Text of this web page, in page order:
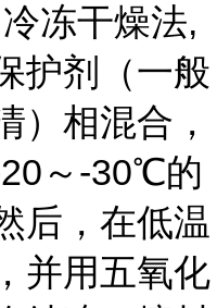
冻干燥法,
护剂（一般
）相混合，
～-30℃的
后，在低温
并用五氧化